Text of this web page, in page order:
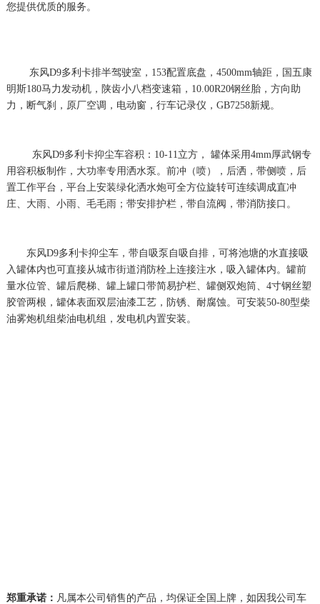
您提供优质的服务。
东风D9多利卡排半驾驶室，153配置底盘，4500mm轴距，国五康
明斯180马力发动机，陕齿小八档变速箱，10.00R20钢丝胎，方向助
力，断气刹，原厂空调，电动窗，行车记录仪，GB7258新规。
东风D9多利卡抑尘车容积：10-11立方， 罐体采用4mm厚武钢专
用容积板制作，大功率专用洒水泵。前冲（喷），后洒，带侧喷，后
置工作平台，平台上安装绿化洒水炮可全方位旋转可连续调成直冲
庄、大雨、小雨、毛毛雨；带安排护栏，带自流阀，带消防接口。
东风D9多利卡抑尘车，带自吸泵自吸自排，可将池塘的水直接吸
入罐体内也可直接从城市街道消防栓上连接注水，吸入罐体内。罐前
量水位管、罐后爬梯、罐上罐口带简易护栏、罐侧双炮筒、4寸钢丝塑
胶管两根，罐体表面双层油漆工艺，防锈、耐腐蚀。可安装50-80型柴
油雾炮机组柴油电机组，发电机内置安装。
郑重承诺： 凡属本公司销售的产品，均保证全国上牌，如因我公司车